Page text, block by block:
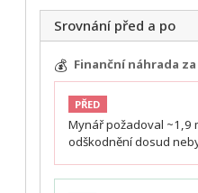
Srovnání před a po
💰 Finanční náhrada
PŘED
Mynář požadoval ~1,9
odškodnění dosud